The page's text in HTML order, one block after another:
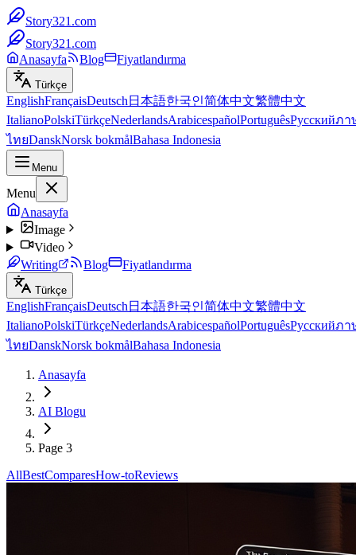
Story321.com
Story321.com
Anasayfa
Blog Fiyatlandırma
Türkçe
EnglishFrançaisDeutsch 日本語한국인简体中文繁體中文
ItalianoPolskiTürkçeNederlandsArabicespañolPortuguêsРусскийภา
ไทยDanskNorsk bokmålBahasa Indonesia
Menu
Menu
Anasayfa
Image
Video
Writing
Blog Fiyatlandırma
Türkçe
EnglishFrançaisDeutsch 日本語한국인简体中文繁體中文
ItalianoPolskiTürkçeNederlandsArabicespañolPortuguêsРусскийภา
ไทยDanskNorsk bokmålBahasa Indonesia
Anasayfa
AI Blogu
Page 3
AllBestComparesHow-toReviews